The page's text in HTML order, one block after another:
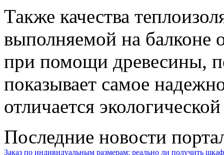
Также качества
выполняемой на балконе
при помощи древесины,
показывает самое
отличается
Последние новости
Заказ по индивидуальным размерам: реально ли получить